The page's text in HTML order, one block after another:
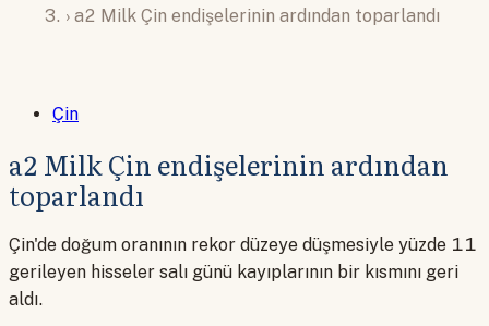
› a2 Milk Çin endişelerinin ardından toparlandı
Çin
a2 Milk Çin endişelerinin ardından
toparlandı
Çin'de doğum oranının rekor düzeye düşmesiyle yüzde 11
gerileyen hisseler salı günü kayıplarının bir kısmını geri
aldı.